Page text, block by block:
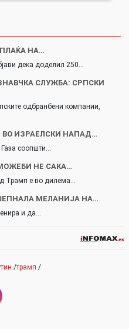
НА…
дека доделил 250…
СЛУЖБА: СРПСКИ
одбранбени компании,
ВО ИЗРАЕЛСКИ НАПАД…
соопшти…
НЕ САКА…
Трамп е во дилема…
МЕЛАНИЈА НА…
и да…
/трамп /